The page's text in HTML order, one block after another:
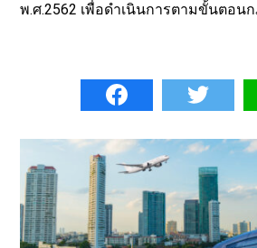
พ.ศ.2562 เพื่อดำเนินการตามขั้นตอน